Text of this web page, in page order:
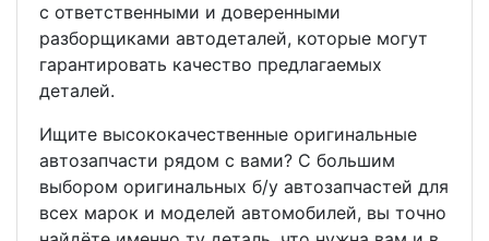
с ответственными и доверенными
разборщиками автодеталей, которые могут
гарантировать качество предлагаемых
деталей.
Ищите высококачественные оригинальные
автозапчасти рядом с вами? С большим
выбором оригинальных б/у автозапчастей для
всех марок и моделей автомобилей, вы точно